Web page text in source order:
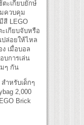
ะเกียบยักษ์
ควบคุม
สี LEGO
เกียบจับหรือ
ปล่อยให้ไหล
เมื่อบอล
บการเล่น
ๆ กัน
ำหรับเด็กๆ
2,000
Brick